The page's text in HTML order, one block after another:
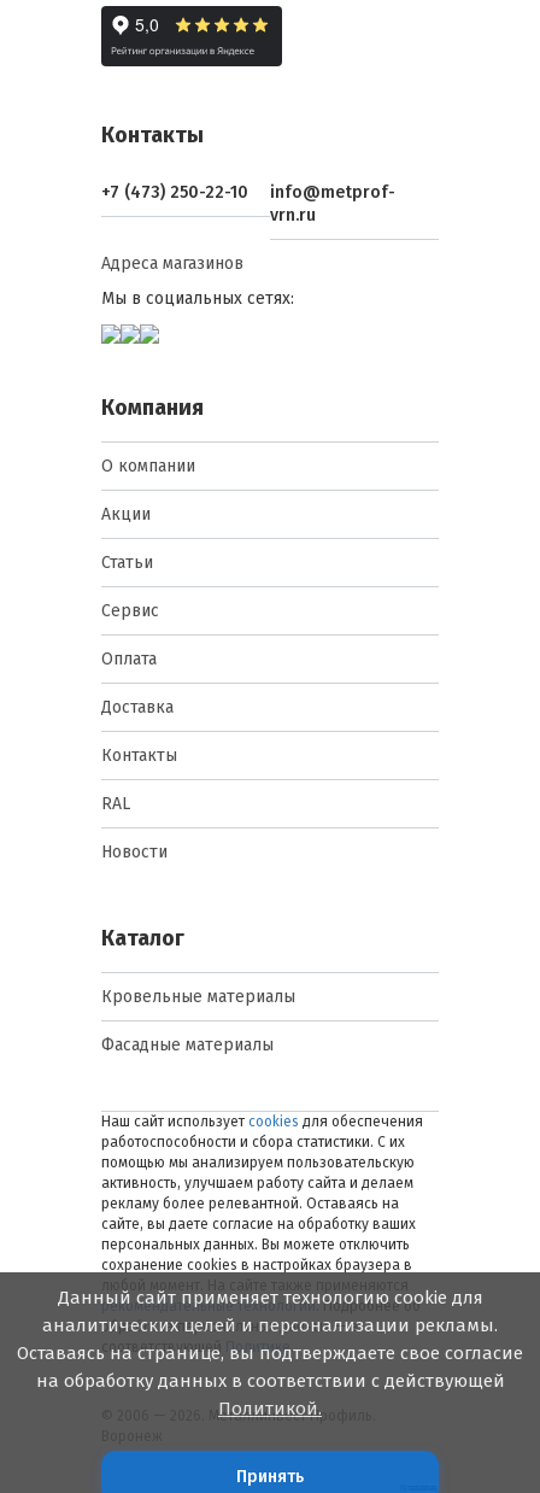
Контакты
+7 (473) 250-22-10
info@metprof-
vrn.ru
Адреса магазинов
Мы в социальных сетях:
Компания
О компании
Акции
Статьи
Сервис
Оплата
Доставка
Контакты
RAL
Новости
Каталог
Кровельные материалы
Фасадные материалы
Наш сайт использует cookies для обеспечения
работоспособности и сбора статистики. С их
помощью мы анализируем пользовательскую
активность, улучшаем работу сайта и делаем
рекламу более релевантной. Оставаясь на
сайте, вы даете согласие на обработку ваших
персональных данных. Вы можете отключить
сохранение cookies в настройках браузера в
рекомендательные технологии. Подробнее об
обработке персональных данных — в
соответствующей
Политике.
© 2006 — 2026. Металлинвест Профиль.
Данный сайт применяет технологию cookie для
аналитических целей и персонализации рекламы.
Оставаясь на странице, вы подтверждаете свое согласие
на обработку данных в соответствии с действующей
Политикой.
Принять